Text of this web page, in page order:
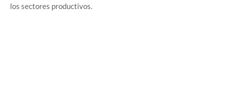
los sectores productivos.